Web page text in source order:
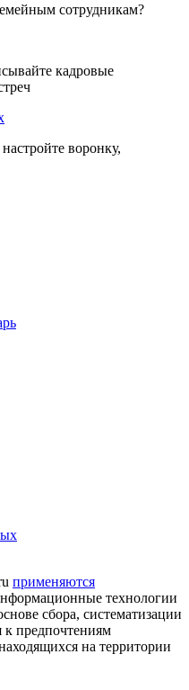
сотрудникам?
кадровые
воронку,
применяются
технологии
сбора, систематизации
к предпочтениям
на территории